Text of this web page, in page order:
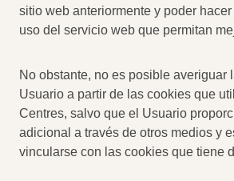
sitio web anteriormente y poder
uso del servicio web que permitan
No obstante, no es posible averiguar
Usuario a partir de las cookies que
Centres, salvo que el Usuario
adicional a través de otros medios y
vincularse con las cookies que tiene